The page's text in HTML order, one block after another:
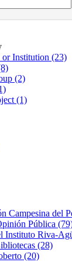
or Institution (23)
(2)
(1)
Campesina del
Pública
Instituto Riva-
(28)
(20)